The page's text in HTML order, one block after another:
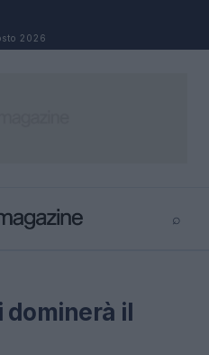
2026
⌕
dominerà il